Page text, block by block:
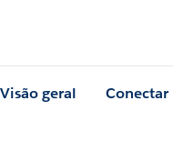
Visão geral Conectar